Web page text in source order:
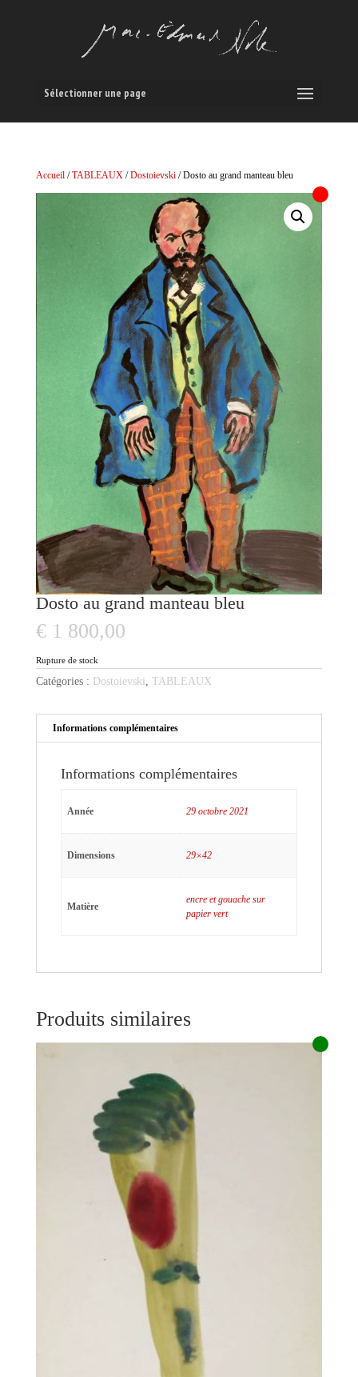
Sélectionner une page
Accueil/TABLEAUX/Dostoievski/ Dosto au grand manteau bleu
Dosto au grand manteau bleu
€1 800,00
Rupture de stock
Catégories : Dostoievski TABLEAUX
Informations complémentaires
Informations complémentaires
Année 29 octobre 2021
Dimensions 29×42
Matière
encre et gouache sur
papier vert
Produits similaires